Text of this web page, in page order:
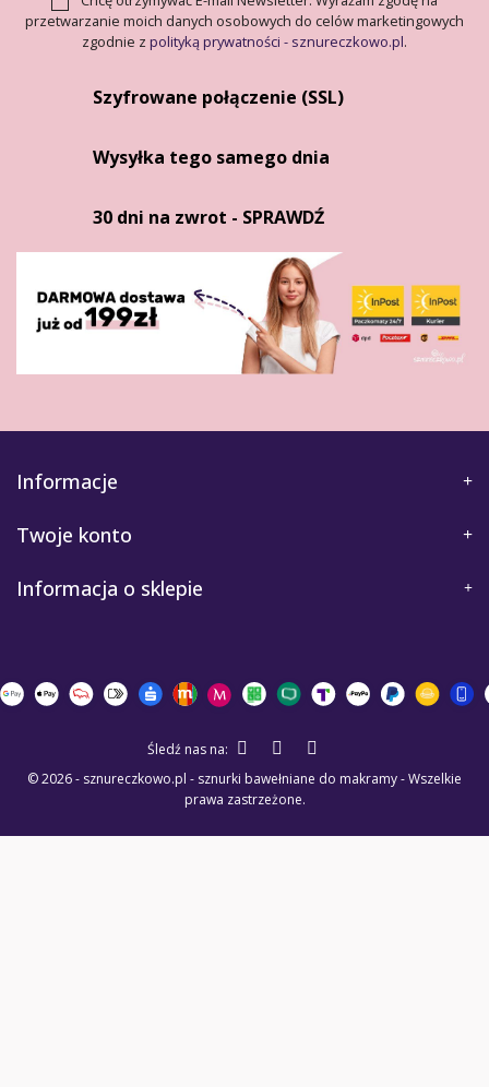
przetwarzanie moich danych osobowych do celów marketingowych
zgodnie z polityką prywatności - sznureczkowo.pl.
Szyfrowane połączenie (SSL)
Wysyłka tego samego dnia
30 dni na zwrot - SPRAWDŹ
Informacje
Twoje konto
Informacja o sklepie
© 2026 - sznureczkowo.pl - sznurki bawełniane do makramy - Wszelkie
prawa zastrzeżone.
Śledź nas na: